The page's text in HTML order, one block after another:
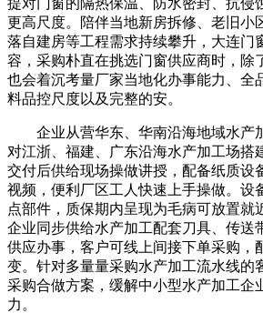
更高尺度。陪伴当地新房拆修、老旧小
落自建房等工程需求持续攀升，大连门
容，采购朴直在挑选门窗供应商时，除
也会着沉考量厂家当地化办事能力、全
料品控尺度以及完整的安。
企业从营华东、华南沿海地域水产
对江浙、福建、广东沿海水产加工场搭
交付后供给现场操做讲授，配备纸质设
视频，便利厂区工人快速上手操做。设
点部件，质保期内呈现为毛病可放置就
企业同步供给水产加工配套刀具、传送
供应办事，客户可线上间接下单采购，
变。针对多量量采购水产加工流水线的
采购合做方案，缓解中小型水产加工企
力。